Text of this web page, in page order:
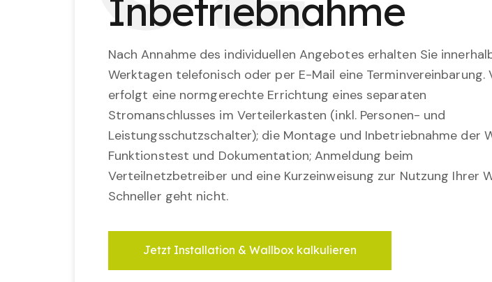
Inbetriebnahme
Nach Annahme des individuellen Angebotes erhalten Sie
Werktagen telefonisch oder per E-Mail eine Terminvereinbarung.
erfolgt eine normgerechte Errichtung eines separaten
Stromanschlusses im Verteilerkasten (inkl. Personen- und
Leistungsschutzschalter); die Montage und Inbetriebnahme der
Funktionstest und Dokumentation; Anmeldung beim
Verteilnetzbetreiber und eine Kurzeinweisung zur Nutzung Ihrer
Schneller geht nicht.
Jetzt Installation & Wallbox kalkulieren